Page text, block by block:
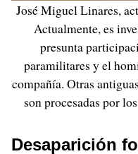
José Miguel Linares,
Actualmente, es
presunta
paramilitares y el
compañía. Otras
son procesadas por
Desaparición